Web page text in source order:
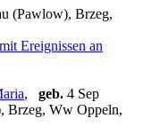
(Pawlow), Brzeg,
, geb. 4 Sep
Brzeg, Ww Oppeln,